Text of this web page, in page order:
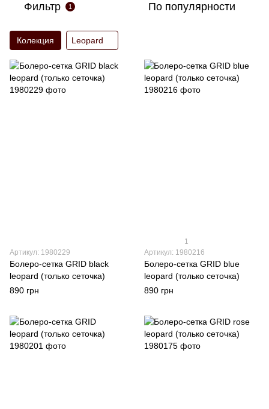
Фильтр 1 По популярности
Колекция Leopard
Артикул: 1980229
Болеро-сетка GRID black
leopard (только сеточка)
890 грн
1
Артикул: 1980216
Болеро-сетка GRID blue
leopard (только сеточка)
890 грн